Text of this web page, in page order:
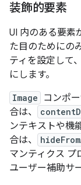
装飾的要素
UI 内のある要素
た目のためにの
ティを設定して
にします。
Image コンポ
合は、
ンテキストや機
合は、
マンティクス プ
ユーザー補助サ